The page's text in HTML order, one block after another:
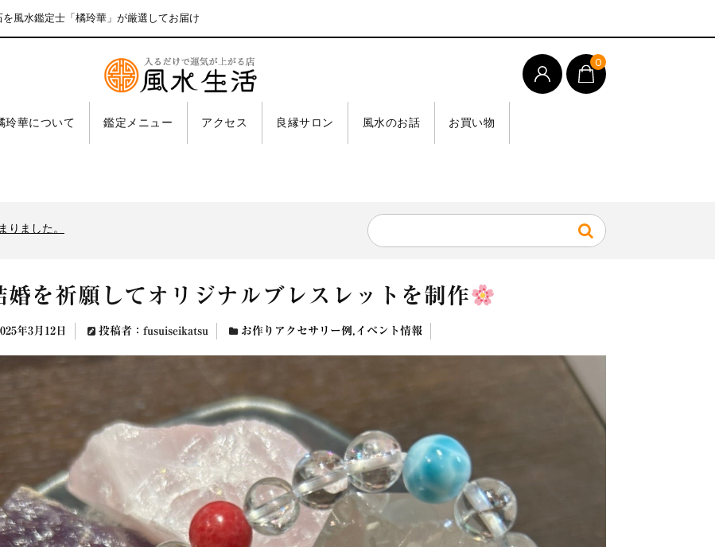
風水鑑定士「橘玲華」が厳選してお届け
0
玲華について 鑑定メニュー アクセス 良縁サロン 風水のお話 お買い物
ーSALE開催
りました。
婚を祈願してオリジナルブレスレットを制作
年3月12日 投稿者：fusuiseikatsu お作りアクセサリー例, イベント情報